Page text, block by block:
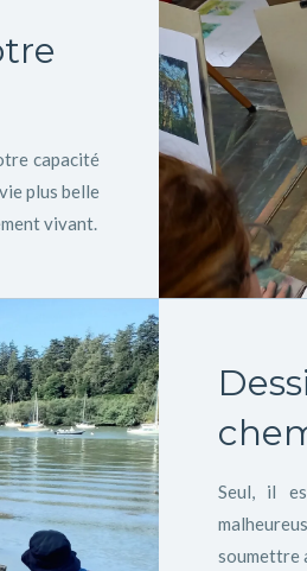
capacité
plus belle
vivant.
Seul, il
soumettre